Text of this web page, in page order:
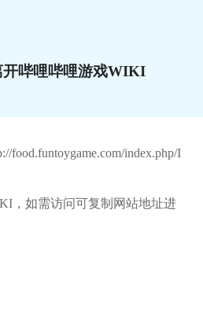
开哔哩哔哩游戏WIKI
food.funtoygame.com/index.php/I
，如需访问可复制网站地址进